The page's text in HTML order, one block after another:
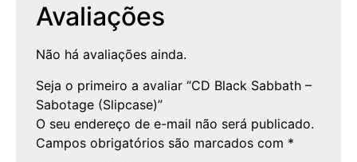
Avaliações
Não há avaliações ainda.
Seja o primeiro a avaliar “CD Black Sabbath –
Sabotage (Slipcase)”
O seu endereço de e-mail não será publicado.
Campos obrigatórios são marcados com *